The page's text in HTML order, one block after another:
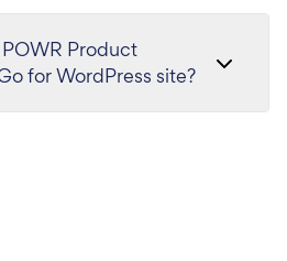
Product
for WordPress site?